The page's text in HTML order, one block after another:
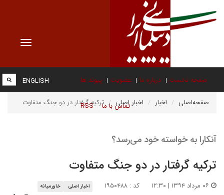
Toggle
صفحه نخست درباره ما عضویت پیوند ها
تماس با ما RSS
ENGLISH
صفحه‌اصلی اخبار اخبار اصلی ترکیه گرفتار در دو جنگ متفاوت
آنکارا به خواسته خود می‌رسد؟
ترکیه گرفتار در دو جنگ متفاوت
کد : ۱۹۵۰۴۸۸ اخبار اصلی خاورمیانه